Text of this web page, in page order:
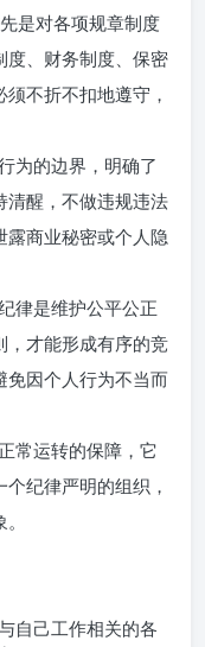
是对各项规章制度
度、财务制度、保密
不折不扣地遵守，
为的边界，明确了
清醒，不做违规违法
露商业秘密或个人隐
律是维护公平公正
，才能形成有序的竞
免因个人行为不当而
常运转的保障，它
纪律严明的组织，
自己工作相关的各